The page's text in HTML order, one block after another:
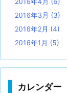
2016年3月 (3)
2016年2月 (4)
2016年1月 (5)
カレンダー